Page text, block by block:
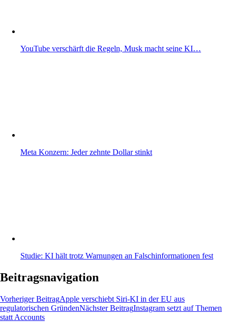
YouTube verschärft die Regeln, Musk macht seine KI…
Meta Konzern: Jeder zehnte Dollar stinkt
Studie: KI hält trotz Warnungen an Falschinformationen fest
Beitragsnavigation
Vorheriger BeitragApple verschiebt Siri-KI in der EU aus
regulatorischen GründenNächster BeitragInstagram setzt auf Themen
statt Accounts